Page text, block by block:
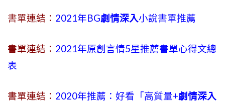
書單連結： 2021年BG劇情深入小說書單推薦
書單連結： 2021年原創言情5星推薦書單心得文總
表
書單連結： 2020年推薦：好看「高質量+劇情深入